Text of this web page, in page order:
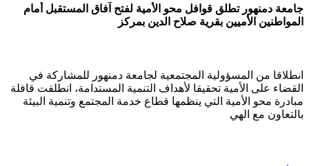
جامعة دمنهور تطلق قوافل محو الأمية لفتح آفاق المستقبل أمام
المواطنين الأميين بقرية صلاح الدين بمركز
انطلاقا من المسؤولية المجتمعية لجامعة دمنهور للمشاركة في
القضاء على الأمية تحقيقا لأهداف التنمية المستدامة، انطلقت قافلة
مبادرة محو الأمية التي ينظمها قطاع خدمة المجتمع وتنمية البيئة
بالتعاون مع الهي